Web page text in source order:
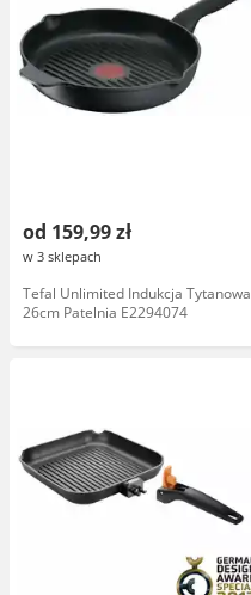
od 159,99 zł
w 3 sklepach
Tefal Unlimited Indukcja Tytanowa
26cm Patelnia E2294074